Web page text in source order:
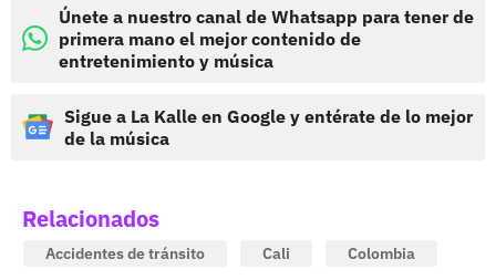
Únete a nuestro canal de Whatsapp para tener de
primera mano el mejor contenido de
entretenimiento y música
Sigue a La Kalle en Google y entérate de lo mejor
de la música
Relacionados
Accidentes de tránsito Cali Colombia